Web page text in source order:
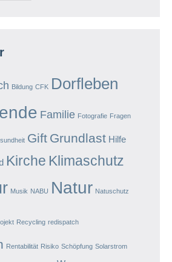
Bildung CFK Dorfleben
Familie Fotografie Fragen
Gift Grundlast Hilfe
Kirche Klimaschutz
Musik NABU Natur Natuschutz
Recycling redispatch
Rentabilität Risiko Schöpfung Solarstrom